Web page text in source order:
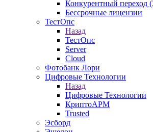
Конкурентный переход
Бессрочные лицензии
ТестОпс
Назад
ТестОпс
Server
Cloud
Фотобанк Лори
Цифровые Технологии
Назад
Цифровые Технологии
КриптоАРМ
Trusted
Эсборд